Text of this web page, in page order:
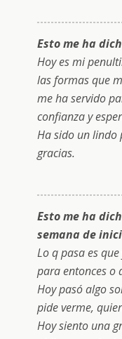
Esto me ha
Hoy es mi
las formas que
me ha servido
confianza y
Ha sido un lindo
gracias.
Esto me ha
semana de
Lo q pasa es
para entonces o
Hoy pasó algo
pide verme,
Hoy siento una